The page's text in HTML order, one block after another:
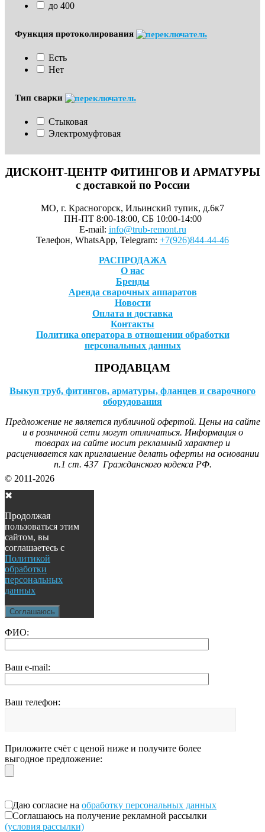
до 400
Функция протоколирования
Есть
Нет
Тип сварки
Стыковая
Электромуфтовая
ДИСКОНТ-ЦЕНТР ФИТИНГОВ И АРМАТУРЫ
с доставкой по России
МО, г. Красногорск, Ильинский тупик, д.6к7
ПН-ПТ 8:00-18:00, СБ 10:00-14:00
E-mail: info@trub-remont.ru
Телефон, WhatsApp, Telegram: +7(926)844-44-46
РАСПРОДАЖА
О нас
Бренды
Аренда сварочных аппаратов
Новости
Оплата и доставка
Контакты
Политика оператора в отношении обработки
персональных данных
ПРОДАВЦАМ
Выкуп труб, фитингов, арматуры, фланцев и сварочного
оборудования
Предложение не является публичной офертой. Цены на сайте
и в розничной сети могут отличаться. Информация о
товарах на сайте носит рекламный характер и
расценивается как приглашение делать оферты на основании
п.1 ст. 437 Гражданского кодекса РФ.
© 2011-2026
✖
Продолжая
пользоваться этим
сайтом, вы
соглашаетесь с
Политикой
обработки
персональных
данных
Соглашаюсь
ФИО:
Ваш e-mail:
Ваш телефон:
Приложите счёт с ценой ниже и получите более
выгодное предложение:
Даю согласие на обработку персональных данных
Соглашаюсь на получение рекламной рассылки
(условия рассылки)